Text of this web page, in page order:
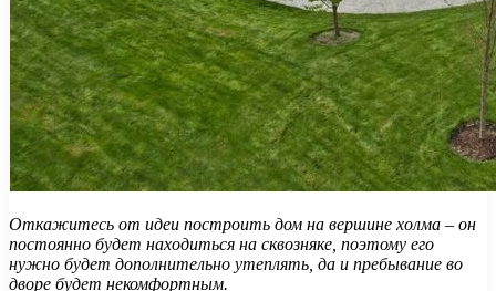
Откажитесь от идеи построить дом на вершине холма – он
постоянно будет находиться на сквозняке, поэтому его
нужно будет дополнительно утеплять, да и пребывание во
дворе будет некомфортным.